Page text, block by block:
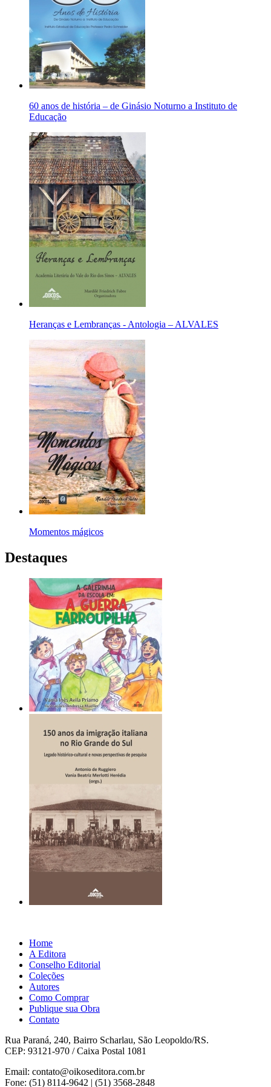
60 anos de história – de Ginásio Noturno a Instituto de
Educação
Heranças e Lembranças - Antologia – ALVALES
Momentos mágicos
Destaques
Home
A Editora
Conselho Editorial
Coleções
Autores
Como Comprar
Publique sua Obra
Contato
Rua Paraná, 240, Bairro Scharlau, São Leopoldo/RS.
CEP: 93121-970 / Caixa Postal 1081
Email: contato@oikoseditora.com.br
Fone: (51) 8114-9642 | (51) 3568-2848